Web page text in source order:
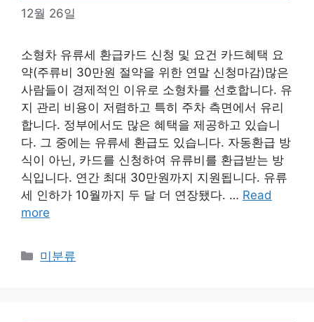
12월 26일
소형차 유류세 환급카드 신청 및 요건 카드혜택 요
약(주류비 30만원 절약을 위한 연말 신청마감)많은
사람들이 경제적인 이유로 소형차를 선호합니다. 유
지 관리 비용이 저렴하고 특히 주차 측면에서 유리
합니다. 정부에서도 많은 혜택을 제공하고 있습니
다. 그 중에는 유류세 환급도 있습니다. 자동환급 방
식이 아닌, 카드를 신청하여 유류비를 환급받는 방
식입니다. 연간 최대 30만원까지 지원됩니다. 유류
세 인하가 10월까지 두 달 더 연장됐다. … Read
more
Categories
미분류